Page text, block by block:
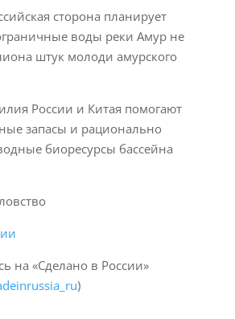
сторона планирует
воды реки Амур не
штук молоди амурского
России и Китая помогают
запасы и рационально
биоресурсы бассейна
на «Сделано в России»
)